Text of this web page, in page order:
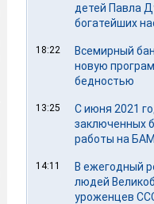
детей Павла
богатейших
18:22
Всемирный
новую
бедностью
13:25
С июня 2021
заключенных
работы на БАМ
14:11
В ежегодный
людей
уроженцев